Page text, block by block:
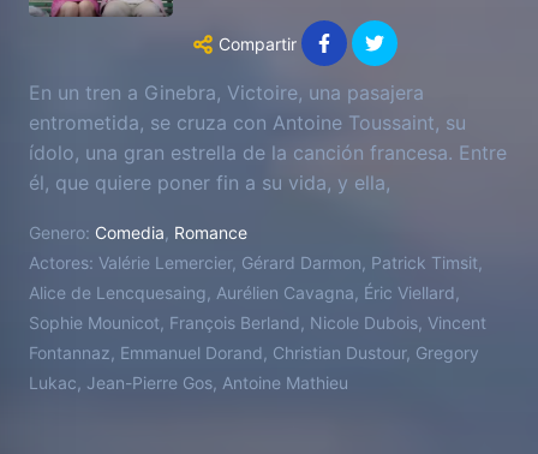
Compartir
En un tren a Ginebra, Victoire, una pasajera
entrometida, se cruza con Antoine Toussaint, su
ídolo, una gran estrella de la canción francesa. Entre
él, que quiere poner fin a su vida, y ella,
explosivo.
Genero: Comedia Romance
Actores: Valérie Lemercier, Gérard Darmon, Patrick Timsit,
Alice de Lencquesaing, Aurélien Cavagna, Éric Viellard,
Sophie Mounicot, François Berland, Nicole Dubois, Vincent
Fontannaz, Emmanuel Dorand, Christian Dustour, Gregory
Lukac, Jean-Pierre Gos, Antoine Mathieu